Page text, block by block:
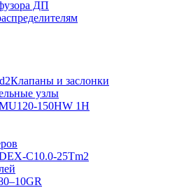
Клапаны и заслонки
узлы